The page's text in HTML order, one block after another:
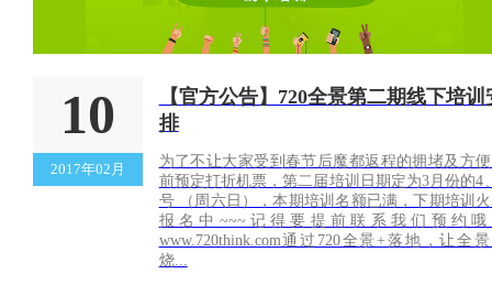
10
2017年02月
【官方公告】720全景第二期线下培训
排
为了不让大家受到春节后魔都返程的拥堵及方
前预定打折机票，第二届培训日期定为3月份的4
号 （周六日），本期培训名额已满，下期培训
报名中~~~记得要提前联系我们预约哦
www.720think.com通过720全景+落地，让全
烧...